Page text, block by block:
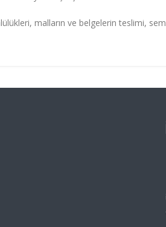
malların ve belgelerin teslimi,